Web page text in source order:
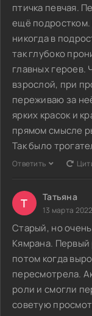
птичка певчая.
ещё подростком.
никогда в
так глубоко
главных героев.
взрослой, при
переживаю за
ярких красок и
прямом смысле
Так было
Ответить
Т Татьяна
13 марта
Старый, но
Кямрана. Первый
потом когда
пересмотрела.
роли и смогли
советую